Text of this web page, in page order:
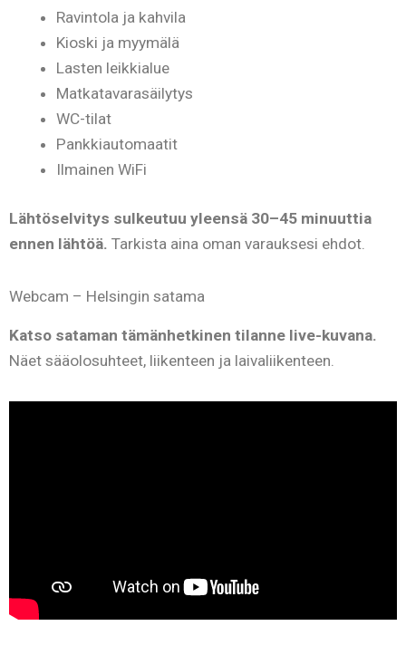
Ravintola ja kahvila
Kioski ja myymälä
Lasten leikkialue
Matkatavarasäilytys
WC-tilat
Pankkiautomaatit
Ilmainen WiFi
Lähtöselvitys sulkeutuu yleensä 30–45 minuuttia
ennen lähtöä. Tarkista aina oman varauksesi ehdot.
Webcam – Helsingin satama
Katso sataman tämänhetkinen tilanne live-kuvana.
Näet sääolosuhteet, liikenteen ja laivaliikenteen.